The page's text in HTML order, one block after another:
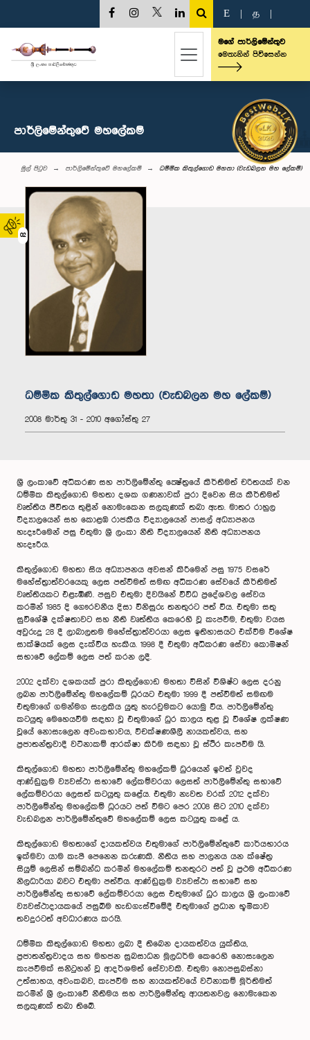
02
E த
මගේ පාර්ලිමේන්තුව
මෙතැනින් පිවිසෙන්න
පාර්ලිමේන්තුවේ මහලේකම්
මුල් පිටුව පාර්ලිමේන්තුවේ මහලේකම් ධම්මික කිතුල්‌ගොඩ මහතා (වැඩබලන මහ ලේකම්)
ධම්මික කිතුල්‌ගොඩ මහතා (වැඩබලන මහ ලේකම්)
2008 මාර්තු 31 - 2010 අගෝස්තු 27
ශ්‍රී ලංකාවේ අධිකරණ සහ පාර්ලිමේන්තු ක්‍ෂේත්‍රයේ කීර්තිමත් චරිතයක් වන
ධම්මික කිතුල්ගොඩ මහතා දශක ගණනාවක් පුරා දිවෙන සිය කීර්තිමත්
වෘත්තීය ජීවිතය තුළින් නොමැකෙන සලකුණක් තබා ඇත. මාතර රාහුල
විද්‍යාලයෙන් සහ කොළඹ රාජකීය විද්‍යාලයෙන් පාසල් අධ්‍යාපනය
හැදෑරීමෙන් පසු එතුමා ශ්‍රී ලංකා නීති විද්‍යාලයෙන් නීති අධ්‍යාපනය
හැදෑරීය.
කිතුල්ගොඩ මහතා සිය අධ්‍යාපනය අවසන් කිරීමෙන් පසු 1975 වසරේ
මහේස්ත්‍රාත්වරයෙකු ලෙස පත්වීමත් සමඟ අධිකරණ සේවයේ කීර්තිමත්
වෘත්තියකට එළැඹිණි. පසුව එතුමා දිවයිනේ විවිධ ප්‍රදේශවල සේවය
කරමින් 1985 දි ගෞරවනීය දිසා විනිසුරු තනතුරට පත් විය. එතුමා සතු
සුවිශේෂී දක්ෂතාවට සහ නීති වෘත්තිය කෙරෙහි වූ කැපවීම, එතුමා වයස
අවුරුදු 28 දී ලාබාලතම මහේස්ත්‍රාත්වරයා ලෙස ඉතිහාසයට එක්වීම විශේෂ
සාක්ෂියක් ලෙස දැක්විය හැකිය. 1998 දී එතුමා අධිකරණ සේවා කොමිෂන්
සභාවේ ලේකම් ලෙස පත් කරන ලදී.
2002 දක්වා දශකයක් පුරා කිතුල්ගොඩ මහතා විසින් විශිෂ්ට ලෙස දරනු
ලබන පාර්ලිමේන්තු මහලේකම් ධූරයට එතුමා 1999 දී පත්වීමත් සමඟම
එතුමාගේ ගමන්මග සැලකිය යුතු හැරවුමකට යොමු විය. පාර්ලිමේන්තු
කටයුතු මෙහෙයවීම සඳහා වූ එතුමාගේ ධුර කාලය තුළ වූ විශේෂ ලක්ෂණ
වූයේ නොසැලෙන අවංකභාවය, විචක්ෂණශීලී නායකත්වය, සහ
ප්‍රජාතන්ත්‍රවාදී වටිනාකම් ආරක්ෂා කිරීම සඳහා වූ ස්ථීර කැපවීම යි.
කිතුල්ගොඩ මහතා පාර්ලිමේන්තු මහලේකම් ධුරයෙන් ඉවත් වුවද
ආණ්ඩුක්‍රම ව්‍යවස්ථා සභාවේ ලේකම්වරයා ලෙසත් පාර්ලිමේන්තු සභාවේ
ලේකම්වරයා ලෙසත් කටයුතු කළේය. එතුමා නැවත වරක් 2012 දක්වා
පාර්ලිමේන්තු මහලේකම් ධූරයට පත් වීමට පෙර 2008 සිට 2010 දක්වා
වැඩබලන පාර්ලිමේන්තුවේ මහලේකම් ලෙස කටයුතු කළේ ය.
කිතුල්ගොඩ මහතාගේ දායකත්වය එතුමාගේ පාර්ලිමේන්තුවේ කාර්යභාරය
ඉක්මවා යාම කැපී පෙනෙන කරුණකි. නීතිය සහ පාලනය යන ක්ෂේත්‍ර
සියුම් ලෙසින් සම්බන්ධ කරමින් මහලේකම් තනතුරට පත් වූ ප්‍රථම අධිකරණ
නිලධාරියා බවට එතුමා පත්විය. ආණ්ඩුක්‍රම ව්‍යවස්ථා සභාවේ සහ
පාර්ලිමේන්තු සභාවේ ලේකම්වරයා ලෙස එතුමාගේ ධුර කාලය ශ්‍රී ලංකාවේ
ව්‍යවස්ථාදායකයේ පසුබිම හැඩගැස්වීමේදී එතුමාගේ ප්‍රධාන භූමිකාව
තවදුරටත් අවධාරණය කරයි.
ධම්මික කිතුල්ගොඩ මහතා ලබා දී තිබෙන දායකත්වය යුක්තිය,
ප්‍රජාතන්ත්‍රවාදය සහ මහජන සුබසාධන මූලධර්ම කෙරෙහි නොසැලෙන
කැපවීමක් සනිටුහන් වූ ආදර්ශමත් සේවාවකි. එතුමා නොපසුබස්නා
උත්සාහය, අවංකබව, කැපවීම සහ නායකත්වයේ වටිනාකම් මූර්තිමත්
කරමින් ශ්‍රී ලංකාවේ නීතිමය සහ පාර්ලිමේන්තු ආයතනවල නොමැකෙන
සලකුණක් තබා තිබේ.